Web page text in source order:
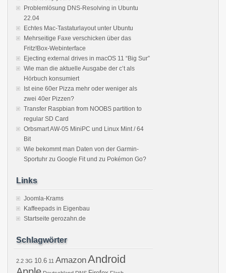
Problemlösung DNS-Resolving in Ubuntu
22.04
Echtes Mac-Tastaturlayout unter Ubuntu
Mehrseitige Faxe verschicken über das
Fritz!Box-Webinterface
Ejecting external drives in macOS 11 “Big Sur”
Wie man die aktuelle Ausgabe der c’t als
Hörbuch konsumiert
Ist eine 60er Pizza mehr oder weniger als
zwei 40er Pizzen?
Transfer Raspbian from NOOBS partition to
regular SD Card
Orbsmart AW-05 MiniPC und Linux Mint / 64
Bit
Wie bekommt man Daten von der Garmin-
Sportuhr zu Google Fit und zu Pokémon Go?
Links
Joomla-Krams
Kaffeepads in Eigenbau
Startseite gerozahn.de
Schlagwörter
2.2 3G 10.6 11 AmazonAndroid